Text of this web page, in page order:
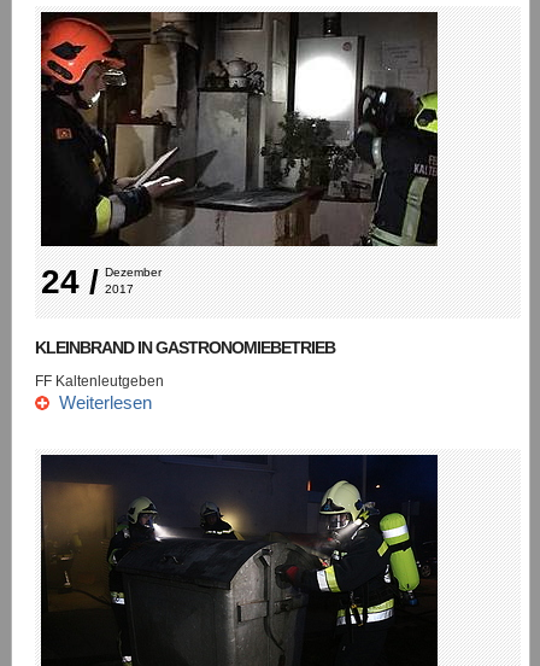
24 / Dezember
2017
KLEINBRAND IN GASTRONOMIEBETRIEB
FF Kaltenleutgeben
Weiterlesen